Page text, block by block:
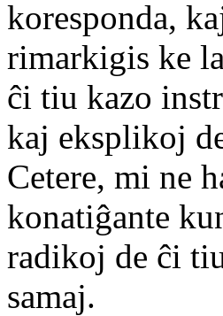
koresponda,
rimarkigis ke
ĉi tiu kazo
kaj eksplikoj
Cetere, mi ne
konatiĝante
radikoj de ĉi
samaj.